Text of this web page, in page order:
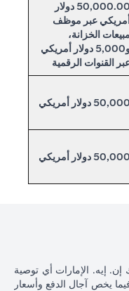
50,000.00 دولار
أمريكي عبر موظف
مبيعات الخزانة،
و5,000 دولار أمريكي
القنوات الرقمية
50,000 دولار أمريكي
50,000 دولار أمريكي
إيه. الإمارات أي توصية
يخص آجال الدفع وأسعار